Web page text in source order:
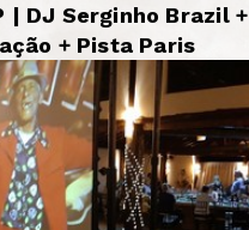
| DJ Serginho Brazil +
+ Pista Paris